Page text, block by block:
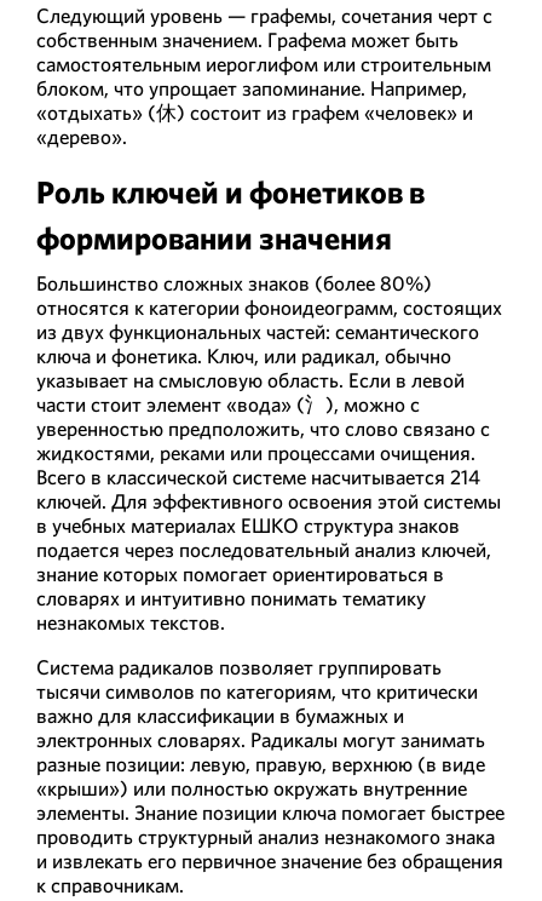
Следующий уровень — графемы, сочетания черт с
собственным значением. Графема может быть
самостоятельным иероглифом или строительным
блоком, что упрощает запоминание. Например,
«отдыхать» (休) состоит из графем «человек» и
«дерево».
Роль ключей и фонетиков в
формировании значения
Большинство сложных знаков (более 80%)
относятся к категории фоноидеограмм, состоящих
из двух функциональных частей: семантического
ключа и фонетика. Ключ, или радикал, обычно
указывает на смысловую область. Если в левой
части стоит элемент «вода» (氵), можно с
уверенностью предположить, что слово связано с
жидкостями, реками или процессами очищения.
Всего в классической системе насчитывается 214
ключей. Для эффективного освоения этой системы
в учебных материалах ЕШКО структура знаков
подается через последовательный анализ ключей,
знание которых помогает ориентироваться в
словарях и интуитивно понимать тематику
незнакомых текстов.
Система радикалов позволяет группировать
тысячи символов по категориям, что критически
важно для классификации в бумажных и
электронных словарях. Радикалы могут занимать
разные позиции: левую, правую, верхнюю (в виде
«крыши») или полностью окружать внутренние
элементы. Знание позиции ключа помогает быстрее
проводить структурный анализ незнакомого знака
и извлекать его первичное значение без обращения
к справочникам.